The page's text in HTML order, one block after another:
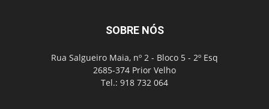
SOBRE NÓS
Rua Salgueiro Maia, nº 2 - Bloco 5 - 2º Esq
2685-374 Prior Velho
Tel.: 918 732 064